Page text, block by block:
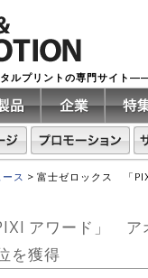
ルプリントの専門サイト
ース > 富士ゼロックス 「
アワード」 ア
を獲得